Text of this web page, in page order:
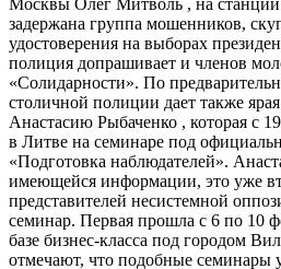
задержана группа мошенников,
удостоверения на выборах
полиция допрашивает и членов
«Солидарности». По
столичной полиции дает также
Анастасию Рыбаченко , которая с
в Литве на семинаре под
«Подготовка наблюдателей».
имеющейся информации, это уже
представителей несистемной
семинар. Первая прошла с 6 по 10
базе бизнес-класса под городом
отмечают, что подобные семинары